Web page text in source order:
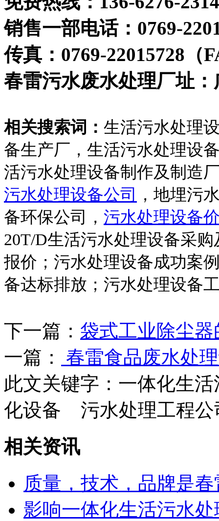
销售一部电话：0769-
传真：0769-22015728（
春雷污水废水处理厂址
相关搜索词： 生活污水处理
备生产厂，生活污水处理设
活污水处理设备制作及制造
污水处理设备公司
，地埋污
备环保公司， 污水处理设备
20T/D生活污水处理设备采
报价；污水处理设备成功案
备达标排放；污水处理设备
下一篇： 袋式工业除尘
一篇：
春雷食品废水处
此文关键字： 一体化生
化设备 污水处理工程公
相关资讯
质量，技术，品牌是
影响一体化生活污水